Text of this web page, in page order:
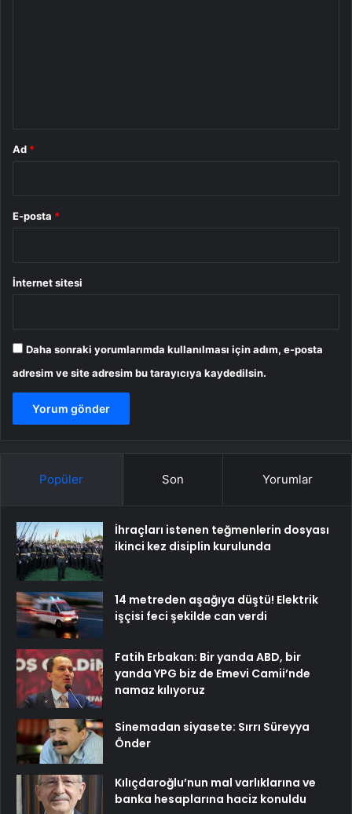
Ad *
E-posta *
İnternet sitesi
Daha sonraki yorumlarımda kullanılması için adım, e-posta
adresim ve site adresim bu tarayıcıya kaydedilsin.
Popüler Son Yorumlar
İhraçları istenen teğmenlerin dosyası
ikinci kez disiplin kurulunda
14 metreden aşağıya düştü! Elektrik
işçisi feci şekilde can verdi
Fatih Erbakan: Bir yanda ABD, bir
yanda YPG biz de Emevi Camii’nde
namaz kılıyoruz
Sinemadan siyasete: Sırrı Süreyya
Önder
Kılıçdaroğlu’nun mal varlıklarına ve
banka hesaplarına haciz konuldu